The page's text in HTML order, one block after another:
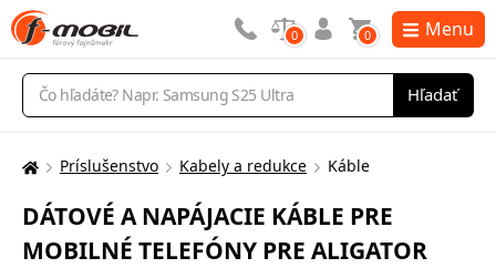
Vyhľadávanie
Hľadať
0 0 Menu
Tu
nachádzate:
Príslušenstvo Kabely a redukce Káble
DÁTOVÉ A NAPÁJACIE KÁBLE PRE
MOBILNÉ TELEFÓNY PRE ALIGATOR